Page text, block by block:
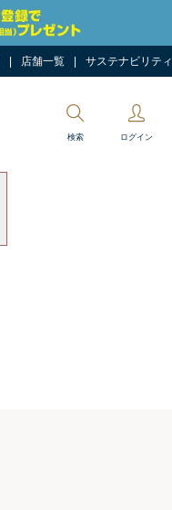
店舗一覧 サステナビリティ
検索 ログイン